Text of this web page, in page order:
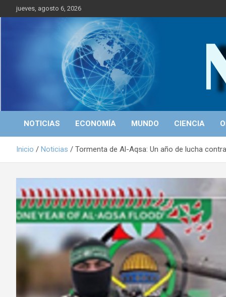
a
n
d
jueves, agosto 6, 2026
NICALEAKS
Portal de Noticias
NOTICIAS ECONOMÍA MUNDO CIENCIA
Inicio Noticias Tormenta de Al-Aqsa: Un año de lucha